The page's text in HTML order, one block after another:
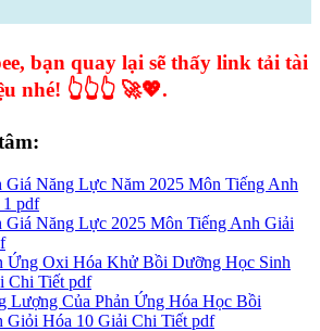
bạn quay lại sẽ thấy link tải tài
nhé! 👆👆👆 🚀💖.
Năng Lực Năm 2025 Môn Tiếng Anh
pdf
Năng Lực 2025 Môn Tiếng Anh Giải
Ứng Oxi Hóa Khử Bồi Dưỡng Học Sinh
Chi Tiết pdf
Lượng Của Phản Ứng Hóa Học Bồi
Giỏi Hóa 10 Giải Chi Tiết pdf